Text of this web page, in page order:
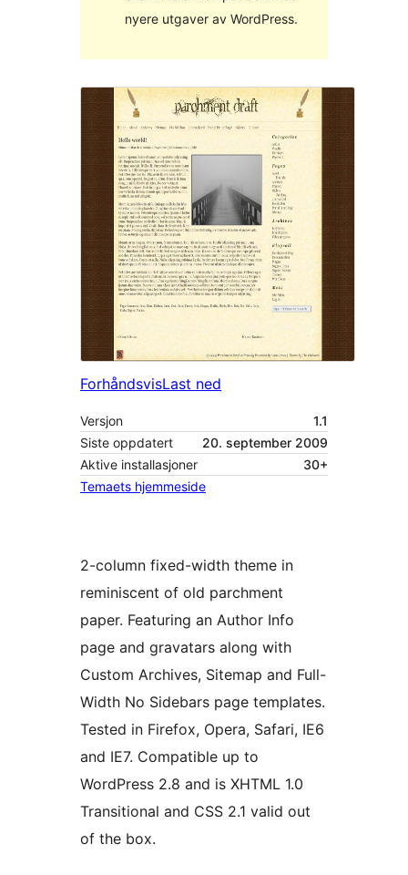
nyere utgaver av WordPress.
ForhåndsvisLast ned
Versjon
1.1
Siste oppdatert
20. september 2009
Aktive installasjoner
30+
Temaets hjemmeside
2-column fixed-width theme in
reminiscent of old parchment
paper. Featuring an Author Info
page and gravatars along with
Custom Archives, Sitemap and Full-
Width No Sidebars page templates.
Tested in Firefox, Opera, Safari, IE6
and IE7. Compatible up to
WordPress 2.8 and is XHTML 1.0
Transitional and CSS 2.1 valid out
of the box.